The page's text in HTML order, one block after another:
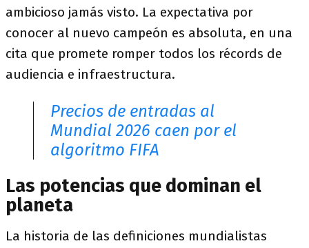
ambicioso jamás visto. La expectativa por
conocer al nuevo campeón es absoluta, en una
cita que promete romper todos los récords de
audiencia e infraestructura.
Precios de entradas al
Mundial 2026 caen por el
algoritmo FIFA
Las potencias que dominan el
planeta
La historia de las definiciones mundialistas